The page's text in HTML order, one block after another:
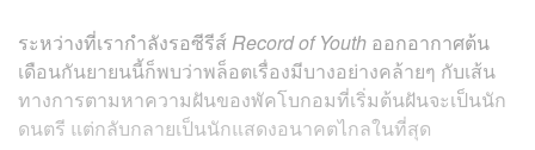
ระหว่างที่เรากำลังรอซีรีส์ Record of Youth ออกอากาศต้น
เดือนกันยายนนี้ก็พบว่าพล็อตเรื่องมีบางอย่างคล้ายๆ กับเส้น
ทางการตามหาความฝันของพัคโบกอมที่เริ่มต้นฝันจะเป็นนัก
ดนตรี แต่กลับกลายเป็นนักแสดงอนาคตไกลในที่สุด